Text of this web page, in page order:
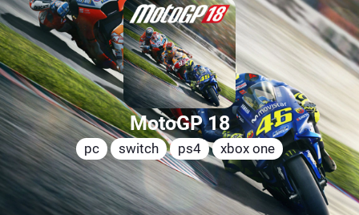
MotoGP 18
pc switch ps4 xbox one